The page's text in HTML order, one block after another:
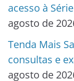
acesso à
agosto de
Tenda Mais
consultas e
agosto de